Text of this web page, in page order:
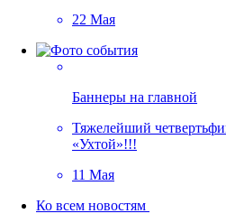
22 Мая
Баннеры на главной
Тяжелейший
«Ухтой»!!!
11 Мая
Ко всем новостям